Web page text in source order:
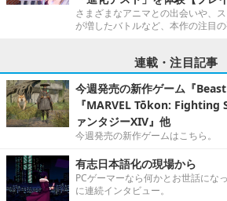
さまざまなアニマとの出会いや、
が増したバトルなど、本作の注目
連載・注目記事
今週発売の新作ゲーム『
『MARVEL Tōkon: Fighting
ァンタジーXIV』他
今週発売の新作ゲームはこちら。
有志日本語化の現場から
PCゲーマーなら何かとお世話にな
に連続インタビュー。